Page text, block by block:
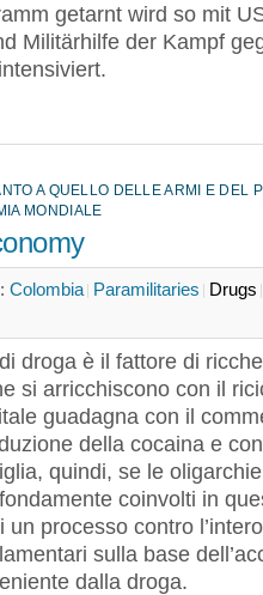
getarnt wird so mit
Militärhilfe der Kampf
A QUELLO DELLE ARMI E DEL
MONDIALE
Colombia Paramilitaries Drugs
droga è il fattore di
si arricchiscono con il
guadagna con il
della cocaina e
quindi, se le
coinvolti in
processo contro
sulla base
dalla droga.